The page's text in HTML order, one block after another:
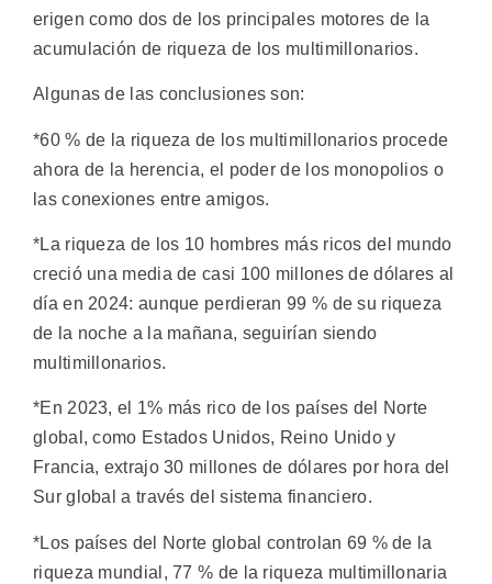
erigen como dos de los principales motores de la
acumulación de riqueza de los multimillonarios.
Algunas de las conclusiones son:
*60 % de la riqueza de los multimillonarios procede
ahora de la herencia, el poder de los monopolios o
las conexiones entre amigos.
*La riqueza de los 10 hombres más ricos del mundo
creció una media de casi 100 millones de dólares al
día en 2024: aunque perdieran 99 % de su riqueza
de la noche a la mañana, seguirían siendo
multimillonarios.
*En 2023, el 1% más rico de los países del Norte
global, como Estados Unidos, Reino Unido y
Francia, extrajo 30 millones de dólares por hora del
Sur global a través del sistema financiero.
*Los países del Norte global controlan 69 % de la
riqueza mundial, 77 % de la riqueza multimillonaria